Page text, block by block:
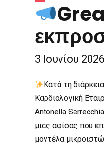
3 Ιουνίου 2026
Κατά τη
Καρδιολογική
Antonella
μιας αφίσας που
μοντέλα